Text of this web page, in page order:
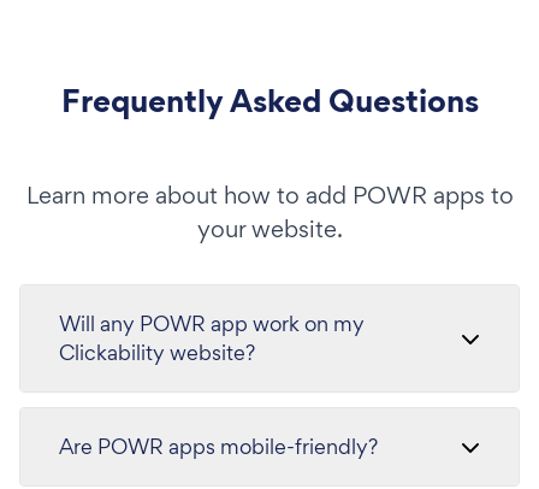
Frequently Asked Questions
Learn more about how to add POWR apps to
your website.
Will any POWR app work on my
Clickability website?
Are POWR apps mobile-friendly?